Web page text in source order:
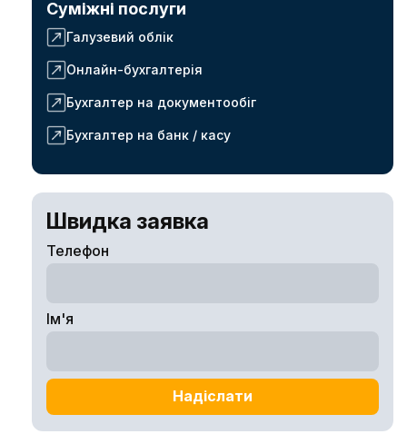
Суміжні послуги
Галузевий облік
Онлайн-бухгалтерія
Бухгалтер на документообіг
Бухгалтер на банк / касу
Швидка заявка
Телефон
Ім'я
Надіслати